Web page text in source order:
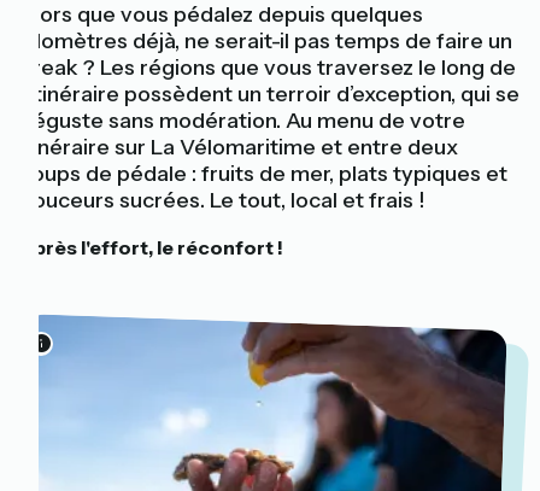
Alors que vous pédalez depuis quelques
kilomètres déjà, ne serait-il pas temps de faire un
break ? Les régions que vous traversez le long de
l’itinéraire possèdent un terroir d’exception, qui se
déguste sans modération. Au menu de votre
itinéraire sur La Vélomaritime et entre deux
coups de pédale : fruits de mer, plats typiques et
douceurs sucrées. Le tout, local et frais !
Après l'effort, le réconfort !